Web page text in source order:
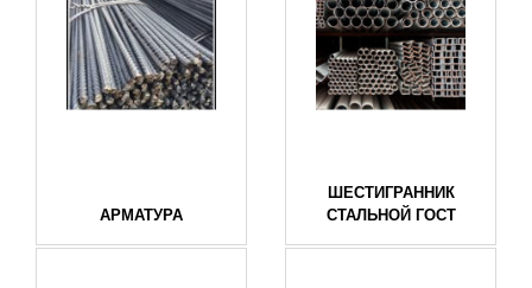
АРМАТУРА
ШЕСТИГРАННИК
СТАЛЬНОЙ ГОСТ